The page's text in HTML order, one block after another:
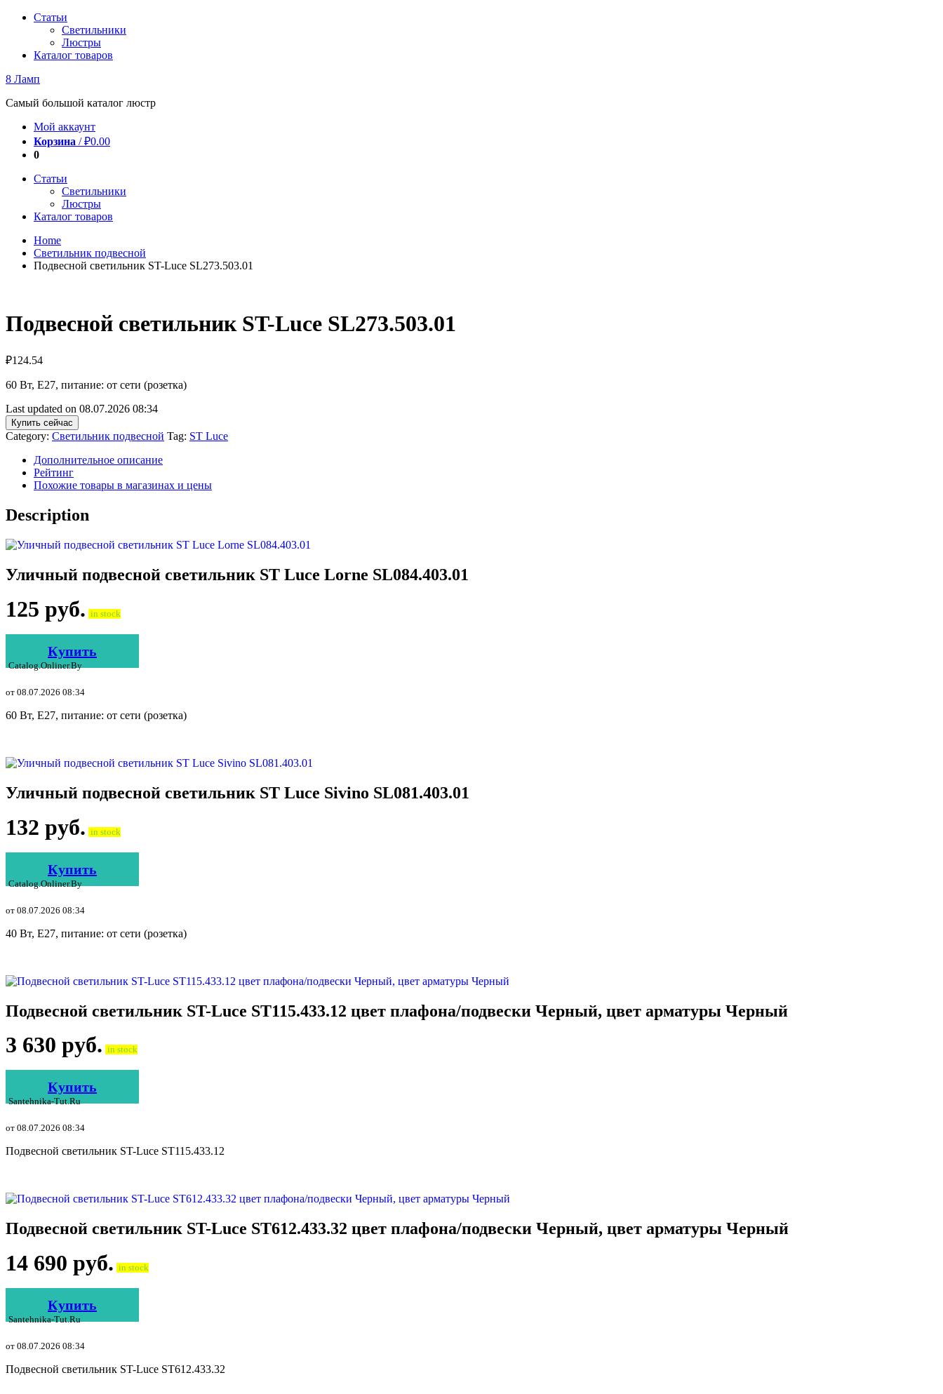
Перейти
содержимому
Статьи
Светильники
Люстры
Каталог товаров
8 Ламп
Самый большой каталог люстр
Мой аккаунт
Корзина /₽0.00
0
Статьи
Светильники
Люстры
Каталог товаров
Home
Светильник подвесной
Подвесной светильник ST-Luce SL273.503.01
Подвесной светильник ST-Luce SL273.503.01
₽124.54
60 Вт, E27, питание: от сети (розетка)
Last updated on 08.07.2026 08:34
Купить сейчас
Category: Светильник подвесной Tag: ST Luce
Дополнительное описание
Рейтинг
Похожие товары в магазинах и цены
Description
Уличный подвесной светильник ST Luce Lorne SL084.403.01
125 руб. in stock
Купить
Catalog.onliner.by
от 08.07.2026 08:34
60 Вт, E27, питание: от сети (розетка)
Уличный подвесной светильник ST Luce Sivino SL081.403.01
132 руб. in stock
Купить
Catalog.onliner.by
от 08.07.2026 08:34
40 Вт, E27, питание: от сети (розетка)
Подвесной светильник ST-Luce ST115.433.12 цвет плафона/подвески Черный, цвет арматуры Черный
3 630 руб. in stock
Купить
Santehnika-Tut.ru
от 08.07.2026 08:34
Подвесной светильник ST-Luce ST115.433.12
Подвесной светильник ST-Luce ST612.433.32 цвет плафона/подвески Черный, цвет арматуры Черный
14 690 руб. in stock
Купить
Santehnika-Tut.ru
от 08.07.2026 08:34
Подвесной светильник ST-Luce ST612.433.32